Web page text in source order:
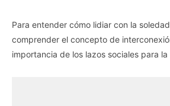
Para entender cómo lidiar con la
comprender el concepto de
importancia de los lazos sociales para